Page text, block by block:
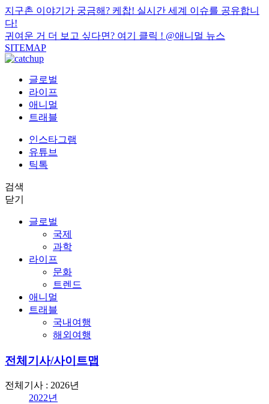
지구촌 이야기가 궁금해? 케찹! 실시간 세계 이슈를 공유합니
다!
귀여운 거 더 보고 싶다면? 여기 클릭 ! @애니멀 뉴스
SITEMAP
글로벌
라이프
애니멀
트래블
인스타그램
유튜브
틱톡
검색
닫기
글로벌
국제
과학
라이프
문화
트렌드
애니멀
트래블
국내여행
해외여행
전체기사/사이트맵
전체기사 : 2026년
2022년